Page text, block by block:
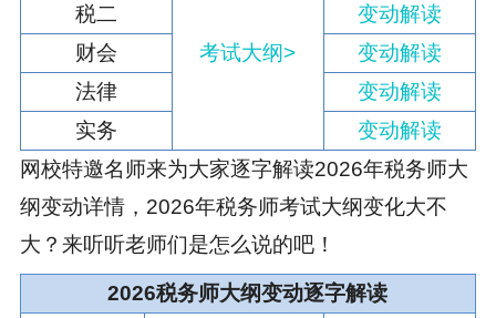
考试大纲>
税二
变动解读
财会
变动解读
法律
变动解读
实务
变动解读
网校特邀名师来为大家逐字解读2026年税务师大
纲变动详情，2026年税务师考试大纲变化大不
大？来听听老师们是怎么说的吧！
2026税务师大纲变动逐字解读